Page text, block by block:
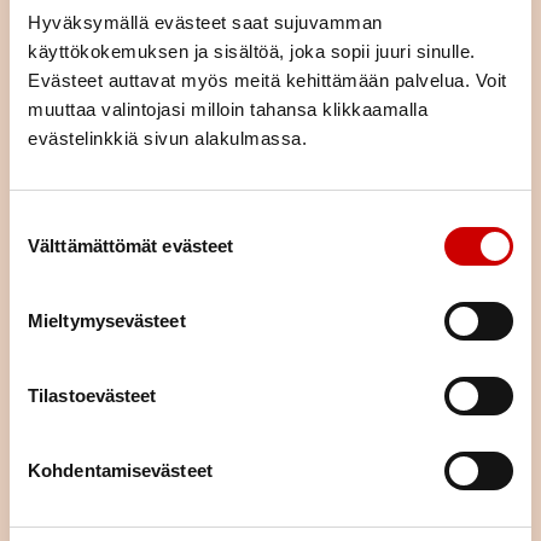
Hyväksymällä evästeet saat sujuvamman
käyttökokemuksen ja sisältöä, joka sopii juuri sinulle.
Evästeet auttavat myös meitä kehittämään palvelua. Voit
muuttaa valintojasi milloin tahansa klikkaamalla
evästelinkkiä sivun alakulmassa.
Välttämättömät evästeet
Mieltymysevästeet
Tilastoevästeet
Kohdentamisevästeet
Tutustu toimintaan alueellamme